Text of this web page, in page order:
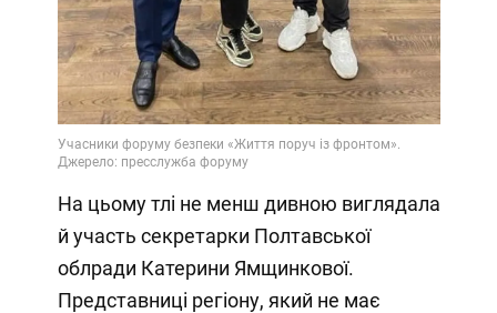
На цьому тлі не менш дивною виглядала
й участь секретарки Полтавської
облради Катерини Ямщинкової.
Представниці регіону, який не має